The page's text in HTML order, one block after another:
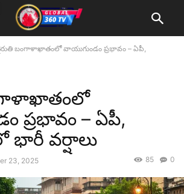
బంగాళాఖాతంలో వాయుగుండం ప్రభావం – ఏపీ,
ప్రభావం – ఏపీ,
వర్షాలు
23, 2025 0
85